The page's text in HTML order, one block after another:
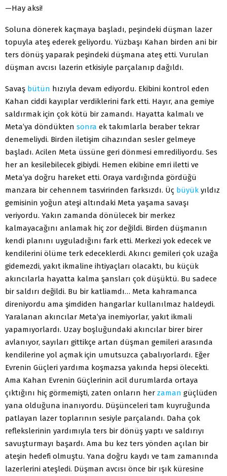
—Hay aksi!
Soluna dönerek kaçmaya başladı, peşindeki düşman lazer
topuyla ateş ederek geliyordu. Yüzbaşı Kahan birden ani bir
ters dönüş yaparak peşindeki düşmana ateş etti. Vurulan
düşman avcısı lazerin etkisiyle parçalanıp dağıldı.
Savaş bütün hızıyla devam ediyordu. Ekibini kontrol eden
Kahan ciddi kayıplar verdiklerini fark etti. Hayır, ana gemiye
saldırmak için çok kötü bir zamandı. Hayatta kalmalı ve
Meta’ya döndükten sonra ek takımlarla beraber tekrar
denemeliydi. Birden iletişim cihazından sesler gelmeye
başladı. Acilen Meta üssüne geri dönmesi emrediliyordu. Ses
her an kesilebilecek gibiydi. Hemen ekibine emri iletti ve
Meta’ya doğru hareket etti. Oraya vardığında gördüğü
manzara bir cehennem tasvirinden farksızdı. Üç büyük yıldız
gemisinin yoğun ateşi altındaki Meta yaşama savaşı
veriyordu. Yakın zamanda dönülecek bir merkez
kalmayacağını anlamak hiç zor değildi. Birden düşmanın
kendi planını uyguladığını fark etti. Merkezi yok edecek ve
kendilerini ölüme terk edeceklerdi. Akıncı gemileri çok uzağa
gidemezdi, yakıt ikmaline ihtiyaçları olacaktı, bu küçük
akıncılarla hayatta kalma şansları çok düşüktü. Bu sadece
bir saldırı değildi. Bu bir katliamdı… Meta kahramanca
direniyordu ama şimdiden hangarlar kullanılmaz haldeydi.
Yaralanan akıncılar Meta’ya inemiyorlar, yakıt ikmali
yapamıyorlardı. Uzay boşluğundaki akıncılar birer birer
avlanıyor, sayıları gittikçe artan düşman gemileri arasında
kendilerine yol açmak için umutsuzca çabalıyorlardı. Eğer
Evrenin Güçleri yardıma koşmazsa yakında hepsi ölecekti.
Ama Kahan Evrenin Güçlerinin acil durumlarda ortaya
çıktığını hiç görmemişti, zaten onların her zaman güçlüden
yana olduğuna inanıyordu. Düşünceleri tam kuyruğunda
patlayan lazer toplarının sesiyle parçalandı. Daha çok
reflekslerinin yardımıyla ters bir dönüş yaptı ve saldırıyı
savuşturmayı başardı. Ama bu kez ters yönden açılan bir
ateşin hedefi olmuştu. Yana doğru kaydı ve tam zamanında
lazerlerini ateşledi. Düşman avcısı önce bir ışık küresine